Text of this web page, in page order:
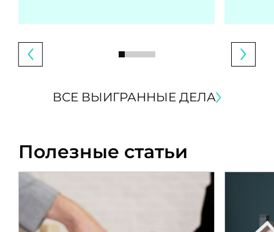
ВСЕ ВЫИГРАННЫЕ ДЕЛА
Полезные статьи